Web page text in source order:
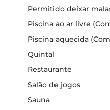
Permitido deixar
Piscina ao ar livre
Piscina aquecida
Quintal
Restaurante
Salão de jogos
Sauna